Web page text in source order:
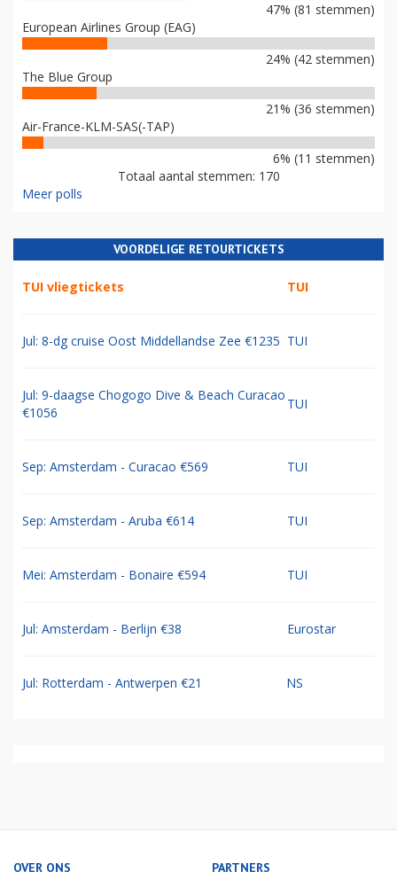
47% (81 stemmen)
European Airlines Group (EAG)
24% (42 stemmen)
The Blue Group
21% (36 stemmen)
Air-France-KLM-SAS(-TAP)
6% (11 stemmen)
Totaal aantal stemmen: 170
Meer polls
VOORDELIGE RETOURTICKETS
TUI vliegtickets TUI
Jul: 8-dg cruise Oost Middellandse Zee €1235 TUI
Jul: 9-daagse Chogogo Dive & Beach Curacao
€1056
TUI
Sep: Amsterdam - Curacao €569 TUI
Sep: Amsterdam - Aruba €614 TUI
Mei: Amsterdam - Bonaire €594 TUI
Jul: Amsterdam - Berlijn €38 Eurostar
Jul: Rotterdam - Antwerpen €21 NS
OVER ONS PARTNERS